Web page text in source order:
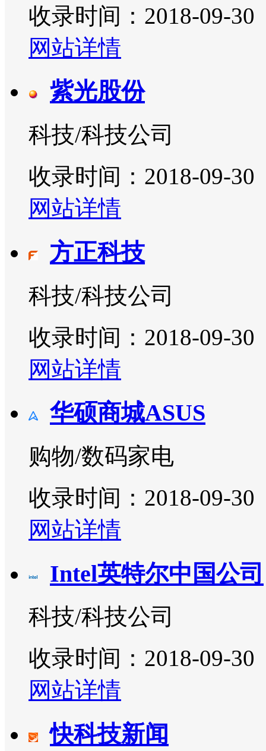
收录时间：2018-09-30
网站详情
紫光股份
科技/科技公司
收录时间：2018-09-30
网站详情
方正科技
科技/科技公司
收录时间：2018-09-30
网站详情
华硕商城ASUS
购物/数码家电
收录时间：2018-09-30
网站详情
Intel英特尔中国公司
科技/科技公司
收录时间：2018-09-30
网站详情
快科技新闻